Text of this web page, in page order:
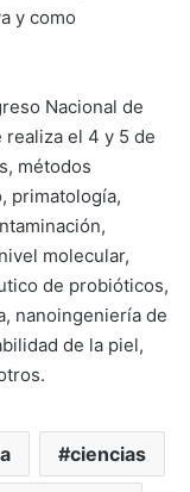
y como
Nacional de
realiza el 4 y 5 de
métodos
primatología,
molecular,
de probióticos,
nanoingeniería de
de la piel,
ciencias